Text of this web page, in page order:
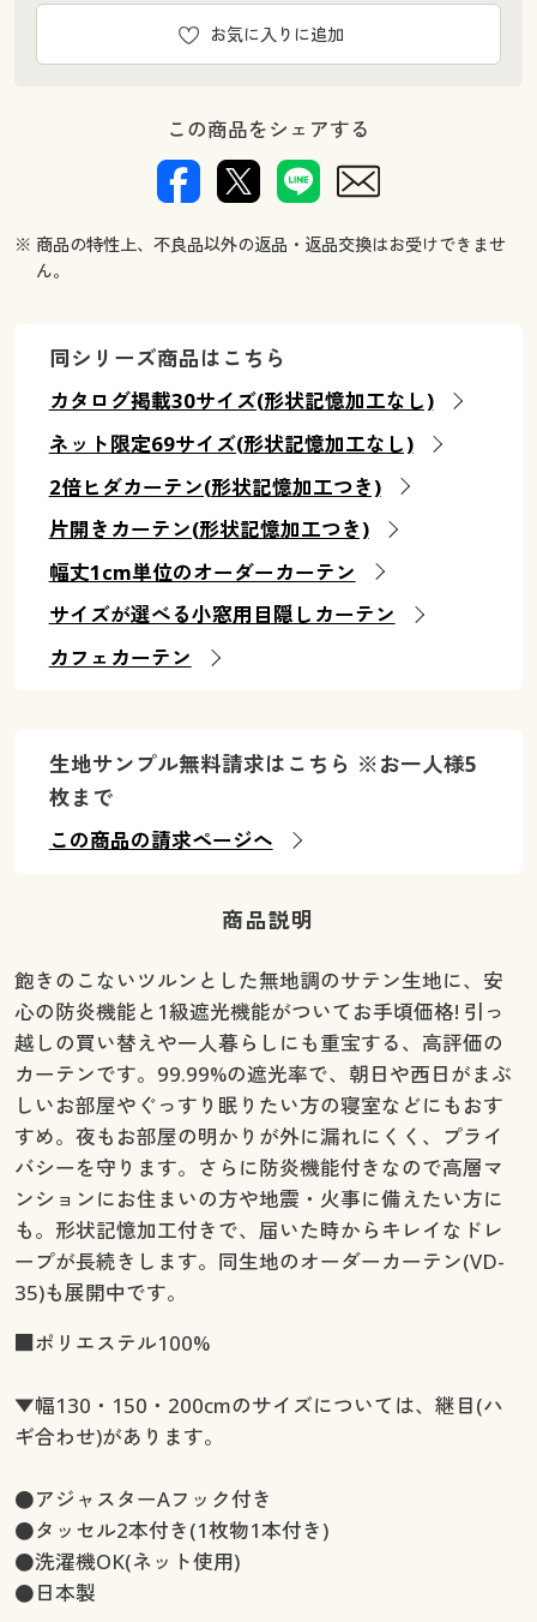
幅100×丈220(2枚組) ◎ 在庫あり
幅100×丈235(2枚組) ◎ 在庫あり
幅100×丈240(2枚組) ◎ 在庫あり
幅100×丈245(2枚組) ◎ 在庫あり
幅100×丈250(2枚組) ◎ 在庫あり
幅100×丈255(2枚組) ◎ 在庫あり
幅130×丈110(2枚組) ◎ 在庫あり
幅130×丈120(2枚組) ◎ 在庫あり
幅130×丈150(2枚組) ◎ 在庫あり
幅130×丈170(2枚組) ◎ 在庫あり
幅130×丈178(2枚組) ◎ 在庫あり
幅130×丈190(2枚組) ◎ 在庫あり
幅130×丈195(2枚組) ◎ 在庫あり
幅130×丈210(2枚組) ◎ 在庫あり
幅130×丈225(2枚組) ◎ 在庫あり
幅130×丈230(2枚組) ◎ 在庫あり
幅130×丈240(2枚組) ◎ 在庫あり
幅150×丈90(2枚組) ◎ 在庫あり
幅150×丈110(2枚組) ◎ 在庫あり
幅150×丈120(2枚組) ◎ 在庫あり
幅150×丈135(2枚組) ◎ 在庫あり
幅150×丈150(2枚組) ◎ 在庫あり
幅150×丈170(2枚組) ◎ 在庫あり
幅150×丈178(2枚組) ◎ 在庫あり
幅150×丈185(2枚組) ◎ 在庫あり
幅150×丈190(2枚組) ◎ 在庫あり
幅150×丈195(2枚組) ◎ 在庫あり
幅150×丈200(2枚組) ◎ 在庫あり
幅150×丈205(2枚組) ◎ 在庫あり
幅150×丈215(2枚組) ◎ 在庫あり
幅150×丈225(2枚組) ◎ 在庫あり
幅150×丈230(2枚組) ◎ 在庫あり
幅150×丈240(2枚組) ◎ 在庫あり
幅150×丈245(2枚組) ◎ 在庫あり
幅150×丈250(2枚組) ◎ 在庫あり
幅150×丈260(2枚組) ◎ 在庫あり
お気に入りに追加
この商品をシェアする
※ 商品の特性上、不良品以外の返品・返品交換はお受けできませ
ん。
同シリーズ商品はこちら
カタログ掲載30サイズ(形状記憶加工なし)
ネット限定69サイズ(形状記憶加工なし)
2倍ヒダカーテン(形状記憶加工つき)
片開きカーテン(形状記憶加工つき)
幅丈1cm単位のオーダーカーテン
サイズが選べる小窓用目隠しカーテン
カフェカーテン
生地サンプル無料請求はこちら ※お一人様5
枚まで
この商品の請求ページへ
商品説明
飽きのこないツルンとした無地調のサテン生地に、安
心の防炎機能と1級遮光機能がついてお手頃価格! 引っ
越しの買い替えや一人暮らしにも重宝する、高評価の
カーテンです。99.99%の遮光率で、朝日や西日がまぶ
しいお部屋やぐっすり眠りたい方の寝室などにもおす
すめ。夜もお部屋の明かりが外に漏れにくく、プライ
バシーを守ります。さらに防炎機能付きなので高層マ
ンションにお住まいの方や地震・火事に備えたい方に
も。形状記憶加工付きで、届いた時からキレイなドレ
ープが長続きします。同生地のオーダーカーテン(VD-
35)も展開中です。
■ポリエステル100%
▼幅130・150・200cmのサイズについては、継目(ハ
ギ合わせ)があります。
●アジャスターAフック付き
●タッセル2本付き(1枚物1本付き)
●洗濯機OK(ネット使用)
●日本製